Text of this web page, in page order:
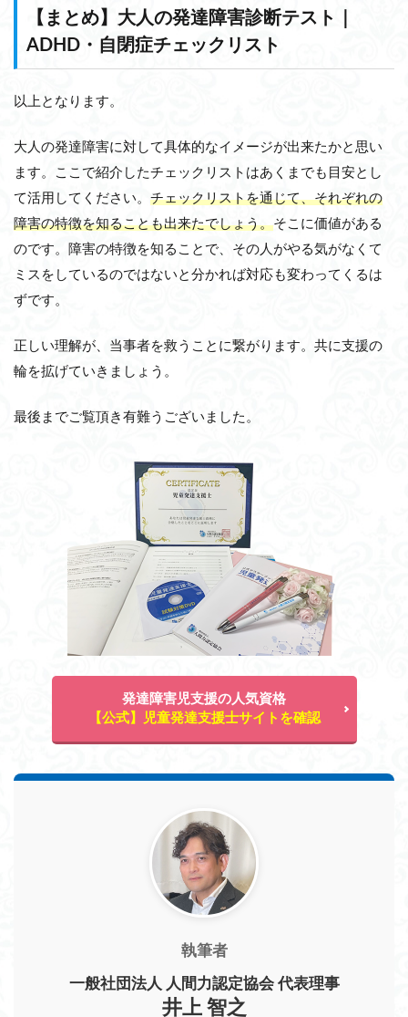
【まとめ】大人の発達障害診断テスト｜
ADHD・自閉症チェックリスト
以上となります。
大人の発達障害に対して具体的なイメージが出来たかと思い
ます。ここで紹介したチェックリストはあくまでも目安とし
て活用してください。 チェックリストを通じて、それぞれの
障害の特徴を知ることも出来たでしょう。そこに価値がある
のです。障害の特徴を知ることで、その人がやる気がなくて
ミスをしているのではないと分かれば対応も変わってくるは
ずです。
正しい理解が、当事者を救うことに繋がります。共に支援の
輪を拡げていきましょう。
最後までご覧頂き有難うございました。
発達障害児支援の人気資格
【公式】児童発達支援士サイトを確認
執筆者
一般社団法人 人間力認定協会 代表理事
井上 智之